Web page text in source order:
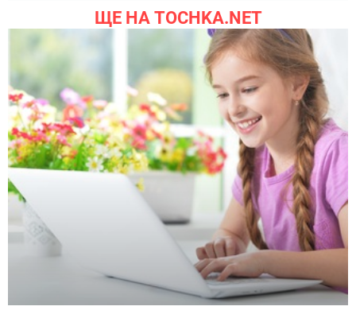
ЩЕ НА TOCHKA.NET